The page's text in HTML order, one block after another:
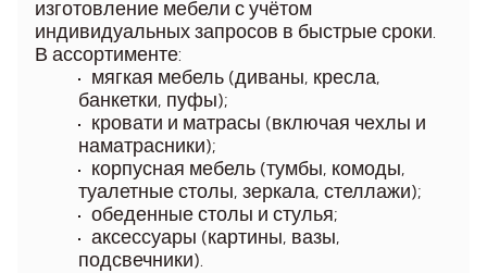
изготовление мебели с учётом
индивидуальных запросов в быстрые сроки.
В ассортименте:
мягкая мебель (диваны, кресла,
банкетки, пуфы);
кровати и матрасы (включая чехлы и
наматрасники);
корпусная мебель (тумбы, комоды,
туалетные столы, зеркала, стеллажи);
обеденные столы и стулья;
аксессуары (картины, вазы,
подсвечники).